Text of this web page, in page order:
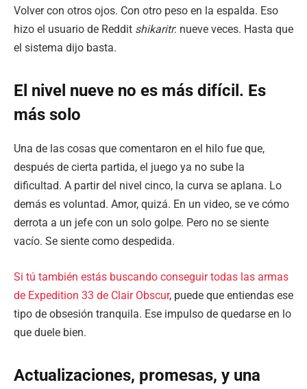
Volver con otros ojos. Con otro peso en la espalda. Eso
hizo el usuario de Reddit shikaritr: nueve veces. Hasta que
el sistema dijo basta.
El nivel nueve no es más difícil. Es
más solo
Una de las cosas que comentaron en el hilo fue que,
después de cierta partida, el juego ya no sube la
dificultad. A partir del nivel cinco, la curva se aplana. Lo
demás es voluntad. Amor, quizá. En un video, se ve cómo
derrota a un jefe con un solo golpe. Pero no se siente
vacío. Se siente como despedida.
Si tú también estás buscando conseguir todas las armas
de Expedition 33 de Clair Obscur, puede que entiendas ese
tipo de obsesión tranquila. Ese impulso de quedarse en lo
que duele bien.
Actualizaciones, promesas, y una